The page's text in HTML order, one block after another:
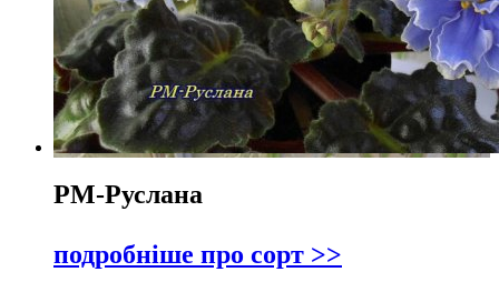
РМ-Руслана
подробніше про сорт >>